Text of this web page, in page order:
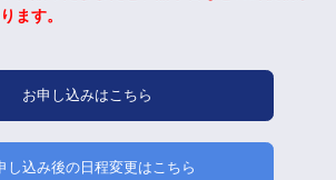
ます。
お申し込みはこちら
し込み後の日程変更はこちら